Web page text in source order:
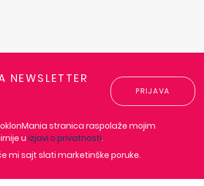
NEWSLETTER
PRIJAVA
stranica raspolaže mojim
uizjavi o privatnosti.
mi sajt slati marketinške poruke.